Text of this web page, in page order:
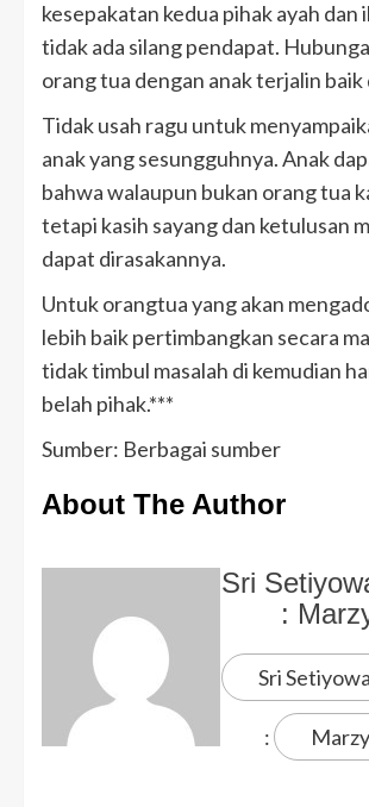
kesepakatan kedua pihak ayah dan
tidak ada silang pendapat.
orang tua dengan anak terjalin baik
Tidak usah ragu untuk
anak yang sesungguhnya. Anak
bahwa walaupun bukan orang tua
tetapi kasih sayang dan ketulusan
dapat dirasakannya.
Untuk orangtua yang akan
lebih baik pertimbangkan secara
tidak timbul masalah di kemudian
belah pihak.***
Sumber: Berbagai sumber
About The Author
Sri
:
Sri
: